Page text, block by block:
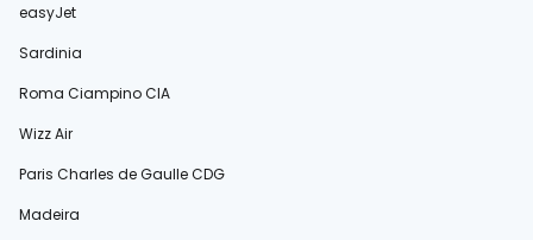
easyJet
Sardinia
Roma Ciampino CIA
Wizz Air
Paris Charles de Gaulle CDG
Madeira